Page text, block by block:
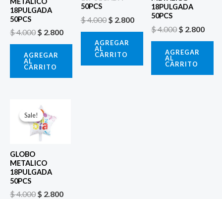
18PULGADA
50PCS
$4.000 $ 2.800
AGREGAR
AL
CARRITO
50PCS
$4.000 $ 2.800
AGREGAR
AL
CARRITO
18PULGADA
50PCS
$4.000$ 2.800
AGREGAR
AL
CARRITO
Sale!
Sale!
GLOBO
METALICO
18PULGADA
50PCS
$4.000
El
precio
original
era:
$ 4.000.
$ 2.800